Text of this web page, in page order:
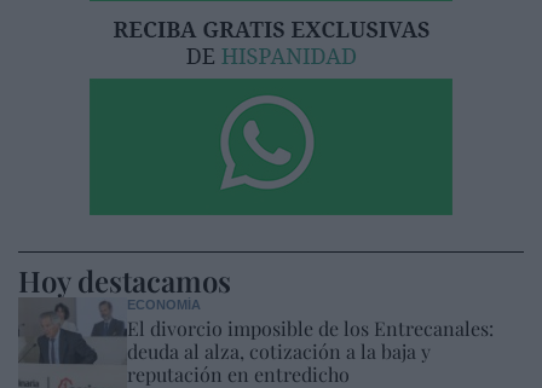
Hoy destacamos
ECONOMÍA
El divorcio imposible de los Entrecanales:
deuda al alza, cotización a la baja y
reputación en entredicho